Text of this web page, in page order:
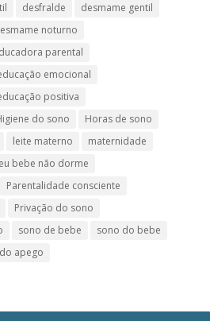
desfralde
desmame gentil
noturno
parental
emocional
positiva
do sono
Horas de sono
leite materno
maternidade
bebe não dorme
Parentalidade consciente
Privação do sono
sono de bebe
sono do bebe
apego